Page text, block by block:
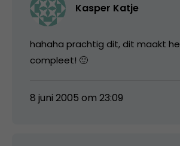
Kasper Katje
hahaha prachtig dit, dit maakt
compleet! 🙂
8 juni 2005 om 23:09